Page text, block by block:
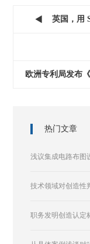

热门文章
浅议集成电路布图
技术领域对创造性
职务发明创造认定